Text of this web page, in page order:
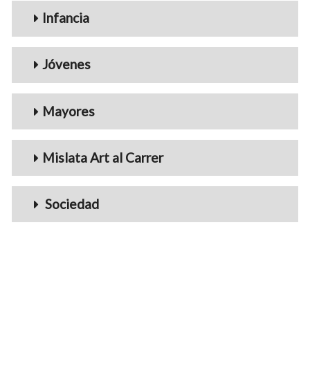
Infancia
Jóvenes
Mayores
Mislata Art al Carrer
Sociedad